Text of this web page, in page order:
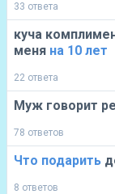
33 ответа
куча
меня на 10 лет
22 ответа
Муж говорит
78 ответов
Что подарить
8 ответов